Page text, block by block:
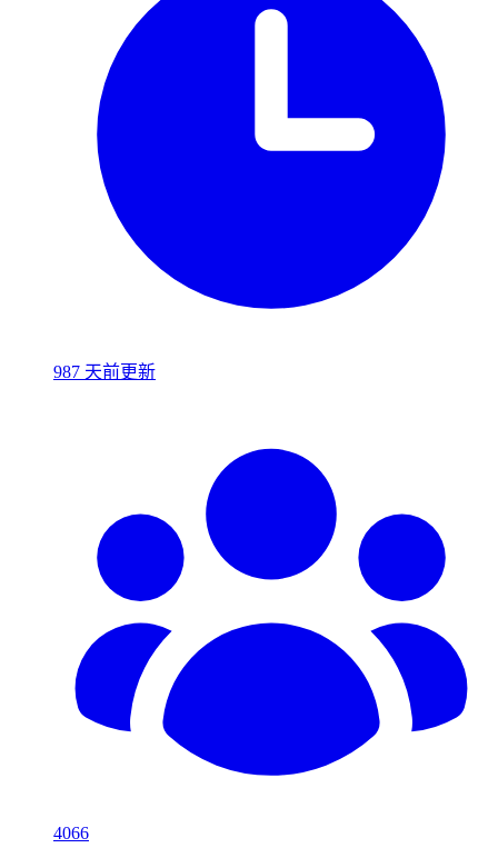
987 天前更新
4066